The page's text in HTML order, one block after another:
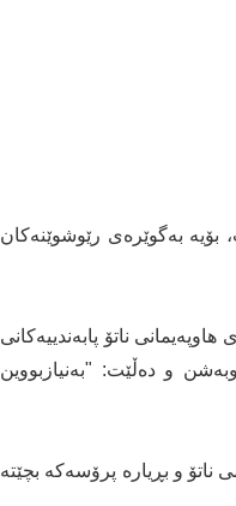
بۆیە بەگوێرەی رێوشوێنەکان
ناتۆ پابەندییەکانی
و دەڵێت: "بەنیازبووین
ناتۆ و بڕیارە پرۆسەکە بچێتە